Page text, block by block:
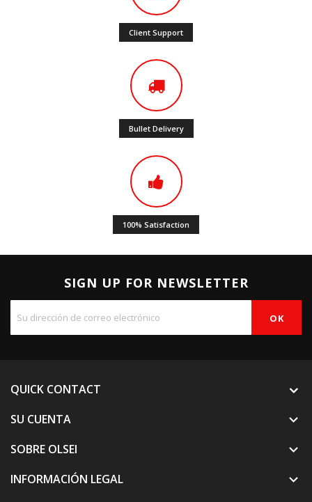
Client Support
Bullet Delivery
100% Satisfaction
SIGN UP FOR NEWSLETTER
QUICK CONTACT
SU CUENTA

SOBRE OLSEI 
INFORMACIÓN LEGAL 